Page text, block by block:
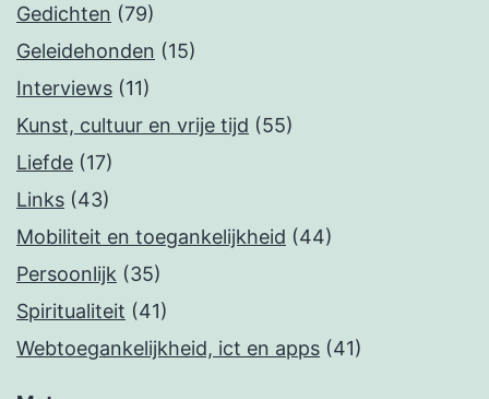
Gedichten (79)
Geleidehonden (15)
Interviews (11)
Kunst, cultuur en vrije tijd (55)
Liefde (17)
Links (43)
Mobiliteit en toegankelijkheid (44)
Persoonlijk (35)
Spiritualiteit (41)
Webtoegankelijkheid, ict en apps (41)